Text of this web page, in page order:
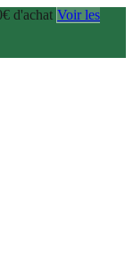
d'achat Voir les